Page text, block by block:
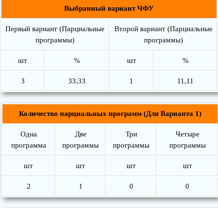
Выбранный вариант ЧФУ
Первый вариант (Парциальные
программы)
Второй вариант (Парциальные
программы)
шт % шт %
3 33,33 1 11,11
Количество парциальных программ (Для Варианта 1)
Одна
программа
Две
программы
Три
программы
Четыре
программы
шт шт шт шт
2 1 0 0